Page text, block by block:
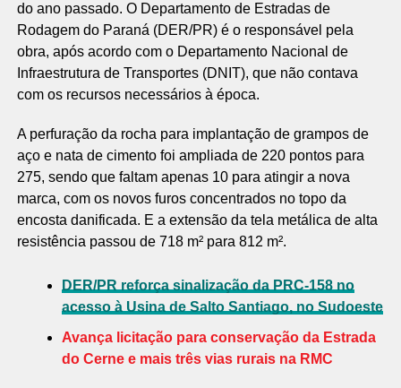
do ano passado. O Departamento de Estradas de
Rodagem do Paraná (DER/PR) é o responsável pela
obra, após acordo com o Departamento Nacional de
Infraestrutura de Transportes (DNIT), que não contava
com os recursos necessários à época.
A perfuração da rocha para implantação de grampos de
aço e nata de cimento foi ampliada de 220 pontos para
275, sendo que faltam apenas 10 para atingir a nova
marca, com os novos furos concentrados no topo da
encosta danificada. E a extensão da tela metálica de alta
resistência passou de 718 m² para 812 m².
DER/PR reforça sinalização da PRC-158 no
acesso à Usina de Salto Santiago, no Sudoeste
Avança licitação para conservação da Estrada
do Cerne e mais três vias rurais na RMC